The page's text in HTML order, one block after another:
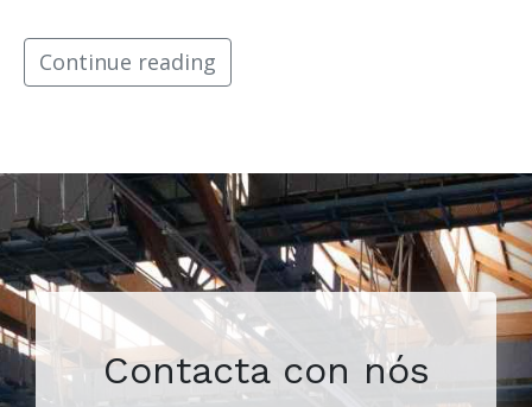
Continue reading
Contacta con nós